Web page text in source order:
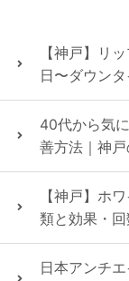
【神戸】リ
日〜ダウン
40代から気
善方法｜神
【神戸】ホ
類と効果・
日本アンチ